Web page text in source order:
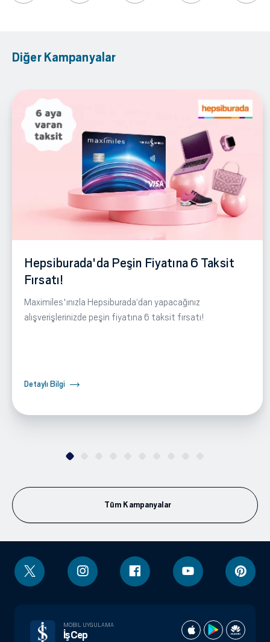
Diğer Kampanyalar
Hepsiburada'da Peşin Fiyatına 6 Taksit
Fırsatı!
Maximiles'ınızla Hepsiburada‘dan yapacağınız
alışverişlerinizde peşin fiyatına 6 taksit fırsatı!
Detaylı Bilgi
Tüm Kampanyalar
MOBIL UYGULAMA
İşCep